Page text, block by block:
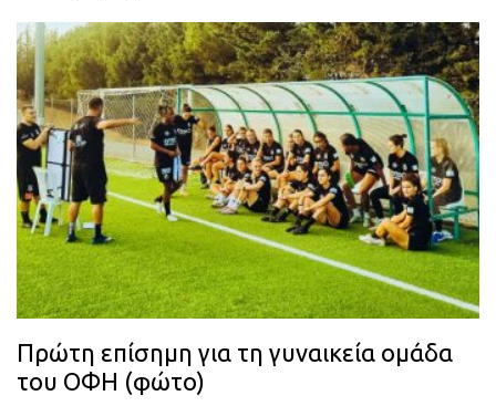
Πρώτη επίσημη για τη γυναικεία ομάδα
του ΟΦΗ (φώτο)